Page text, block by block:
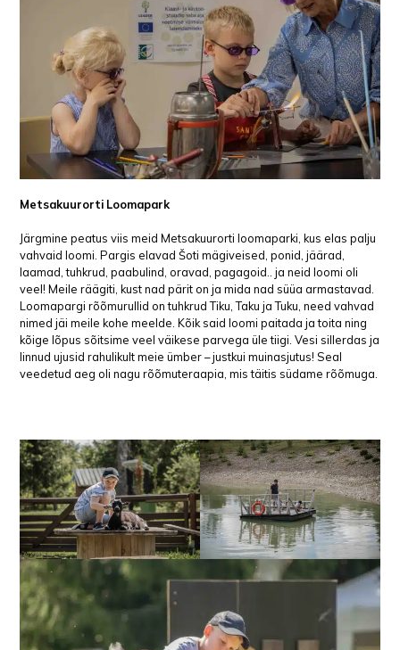
Metsakuurorti Loomapark
Järgmine peatus viis meid Metsakuurorti loomaparki, kus elas palju
vahvaid loomi. Pargis elavad Šoti mägiveised, ponid, jäärad,
laamad, tuhkrud, paabulind, oravad, pagagoid.. ja neid loomi oli
veel! Meile räägiti, kust nad pärit on ja mida nad süüa armastavad.
Loomapargi rõõmurullid on tuhkrud Tiku, Taku ja Tuku, need vahvad
nimed jäi meile kohe meelde. Kõik said loomi paitada ja toita ning
kõige lõpus sõitsime veel väikese parvega üle tiigi. Vesi sillerdas ja
linnud ujusid rahulikult meie ümber – justkui muinasjutus! Seal
veedetud aeg oli nagu rõõmuteraapia, mis täitis südame rõõmuga.